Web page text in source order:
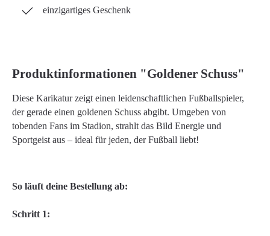
einzigartiges Geschenk
Produktinformationen "Goldener Schuss"
Diese Karikatur zeigt einen leidenschaftlichen Fußballspieler,
der gerade einen goldenen Schuss abgibt. Umgeben von
tobenden Fans im Stadion, strahlt das Bild Energie und
Sportgeist aus – ideal für jeden, der Fußball liebt!
So läuft deine Bestellung ab:
Schritt 1: